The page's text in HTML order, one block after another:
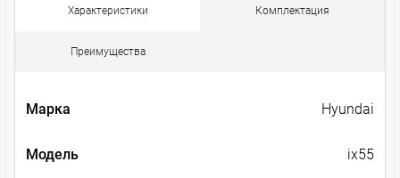
Характеристики Комплектация
Преимущества
Марка Hyundai
Модель ix55